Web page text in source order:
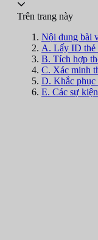
Trên trang này
Nội dung bài
A. Lấy ID thẻ
B. Tích hợp
C. Xác minh
D. Khắc phục
E. Các sự